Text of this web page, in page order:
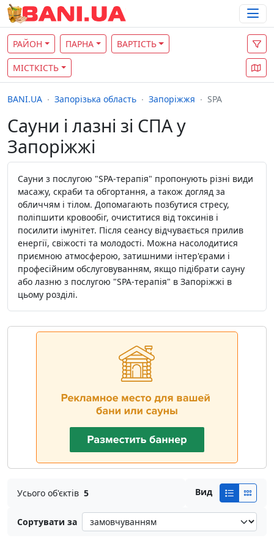
РАЙОН ПАРНА ВАРТІСТЬ
МІСТКІСТЬ
BANI.UA Запорізька область Запоріжжя SPA
Сауни і лазні зі СПА у
Запоріжжі
Сауни з послугою "SPA-терапія" пропонують різні види
масажу, скраби та обгортання, а також догляд за
обличчям і тілом. Допомагають позбутися стресу,
поліпшити кровообіг, очиститися від токсинів і
посилити імунітет. Після сеансу відчувається прилив
енергії, свіжості та молодості. Можна насолодитися
приємною атмосферою, затишними інтер'єрами і
професійним обслуговуванням, якщо підібрати сауну
або лазню з послугою "SPA-терапія" в Запоріжжі в
цьому розділі.
Усього об'єктів 5 Вид
Сортувати за